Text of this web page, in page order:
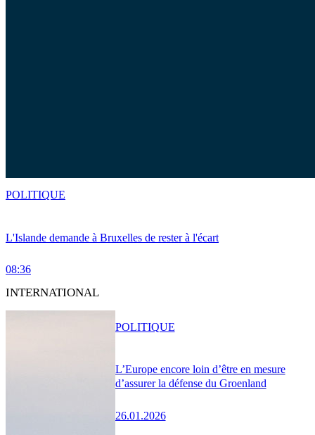
L'Islande demande à Bruxelles de rester à l'écart
08:36
POLITIQUE
INTERNATIONAL
L’Europe encore loin d’être en mesure
d’assurer la défense du Groenland
26.01.2026
POLITIQUE